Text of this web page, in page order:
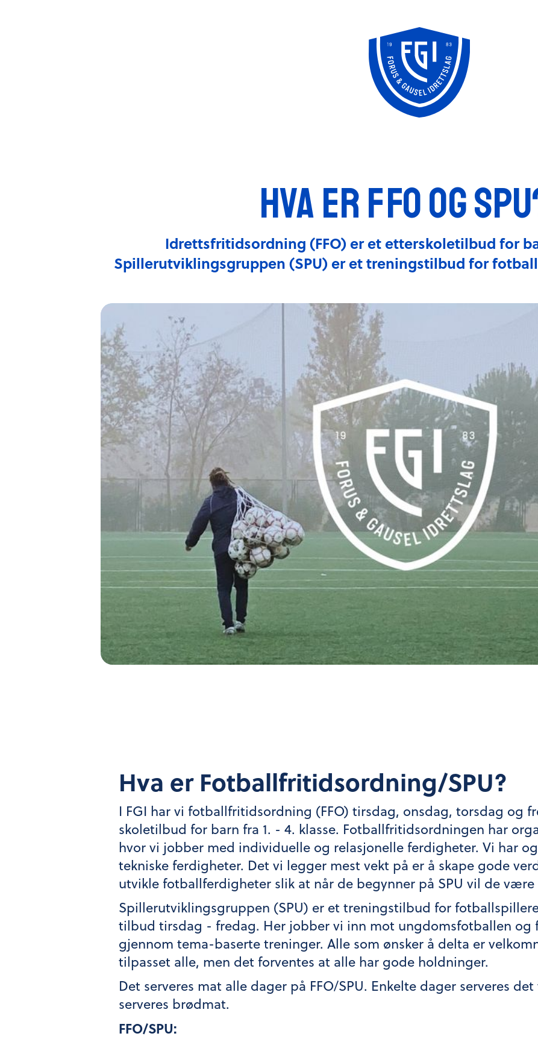
Hva er FFO og
Idrettsfritidsordning (FFO) er et etterskoletilbud for
Spillerutviklingsgruppen (SPU) er et treningstilbud for
Hva er Fotballfritidsordning/SPU?
I FGI har vi fotballfritidsordning (FFO) tirsdag, onsdag, torsdag og
skoletilbud for barn fra 1. - 4. klasse. Fotballfritidsordningen har
hvor vi jobber med individuelle og relasjonelle ferdigheter. Vi har
tekniske ferdigheter. Det vi legger mest vekt på er å skape gode
utvikle fotballferdigheter slik at når de begynner på SPU vil de
Spillerutviklingsgruppen (SPU) er et treningstilbud for fotballspillere
tilbud tirsdag - fredag. Her jobber vi inn mot ungdomsfotballen og
gjennom tema-baserte treninger. Alle som ønsker å delta er
tilpasset alle, men det forventes at alle har gode holdninger.
Det serveres mat alle dager på FFO/SPU. Enkelte dager serveres
serveres brødmat.
FFO/SPU: